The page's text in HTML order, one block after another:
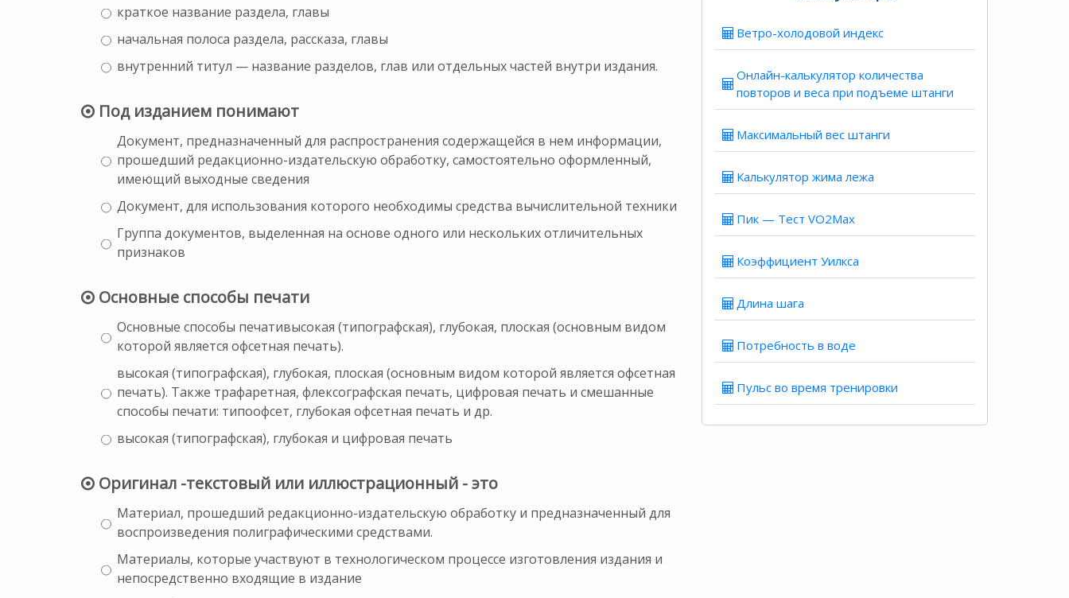
краткое название раздела, главы
начальная полоса раздела, рассказа, главы
внутренний титул — название разделов, глав или отдельных частей внутри издания.
Под изданием понимают
Документ, предназначенный для распространения содержащейся в нем информации,
прошедший редакционно-издательскую обработку, самостоятельно оформленный,
имеющий выходные сведения
Документ, для использования которого необходимы средства вычислительной техники
Группа документов, выделенная на основе одного или нескольких отличительных
признаков
Основные способы печати
Основные способы печативысокая (типографская), глубокая, плоская (основным видом
которой является офсетная печать).
высокая (типографская), глубокая, плоская (основным видом которой является офсетная
печать). Также трафаретная, флексографская печать, цифровая печать и смешанные
способы печати: типоофсет, глубокая офсетная печать и др.
высокая (типографская), глубокая и цифровая печать
Оригинал -текстовый или иллюстрационный - это
Материал, прошедший редакционно-издательскую обработку и предназначенный для
воспроизведения полиграфическими средствами.
Материалы, которые участвуют в технологическом процессе изготовления издания и
непосредственно входящие в издание
Ветро-холодовой индекс
Онлайн-калькулятор количества
повторов и веса при подъеме штанги
Максимальный вес штанги
Калькулятор жима лежа
Пик — Тест VO2Max
Коэффициент Уилкса
Длина шага
Потребность в воде
Пульс во время тренировки